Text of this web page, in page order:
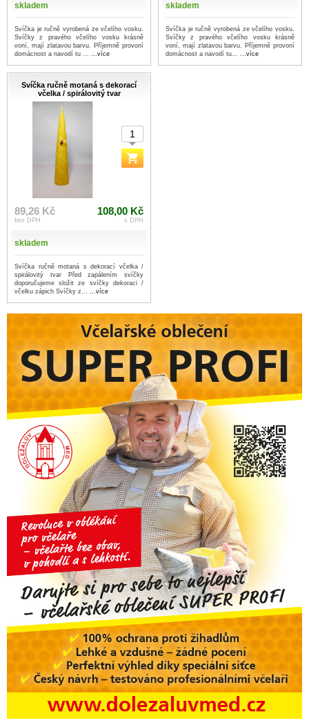
skladem
Svíčka je ručně vyrobená ze včelího vosku.
Svíčky z pravého včelího vosku krásně
voní, mají zlatavou barvu. Příjemně provoní
domácnost a navodí tu ... ...více
skladem
Svíčka je ručně vyrobená ze včelího vosku.
Svíčky z pravého včelího vosku krásně
voní, mají zlatavou barvu. Příjemně provoní
domácnost a navodí tu... ...více
Svíčka ručně motaná s dekorací
včelka / spirálovitý tvar
89,26 Kč
bez DPH
108,00 Kč
s DPH
skladem
Svíčka ručně motaná s dekorací včelka /
spirálovitý tvar Před zapálením svíčky
doporučujeme složit ze svíčky dekoraci /
včelku zápich Svíčky z... ...více